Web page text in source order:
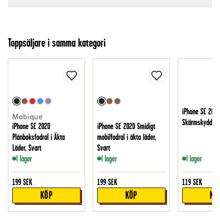
Toppsäljare i samma kategori
Mobique
iPhone SE 2020
Plånboksfodral i Äkta
Läder, Svart
I lager
199 SEK
KÖP
iPhone SE 2020 Smidigt
mobilfodral i äkta läder,
Svart
I lager
199 SEK
KÖP
iPhone SE 2020
Skärmskydd i
I lager
119 SEK